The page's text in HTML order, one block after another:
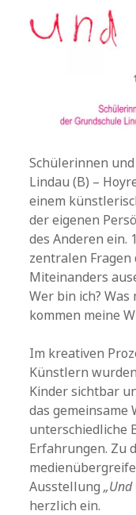
Schülerinnen
Lindau (B) –
einem
der eigenen
des Anderen ein.
zentralen Fragen
Miteinanders
Wer bin ich?
kommen meine
Im kreativen
Künstlern
Kinder sichtbar
das gemeinsame
unterschiedliche
Erfahrungen. Zu
Ausstellung„Und
herzlich ein.